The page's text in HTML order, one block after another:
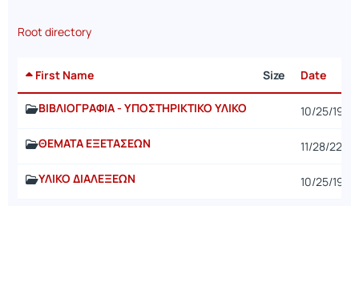
Root directory
First Name Size Date
ΒΙΒΛΙΟΓΡΑΦΙΑ - ΥΠΟΣΤΗΡΙΚΤΙΚΟ ΥΛΙΚΟ 10/25/19
ΘΕΜΑΤΑ ΕΞΕΤΑΣΕΩΝ 11/28/22
ΥΛΙΚΟ ΔΙΑΛΕΞΕΩΝ 10/25/19